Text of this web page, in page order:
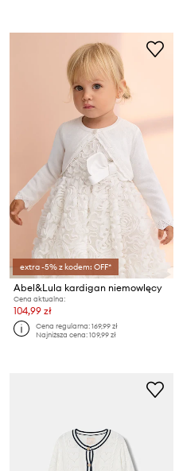
extra -5% z kodem: OFF*
Abel&Lula kardigan niemowlęcy
Cena aktualna:
104,99 zł
Cena regularna:169,99 zł
Najniższa cena:109,99 zł